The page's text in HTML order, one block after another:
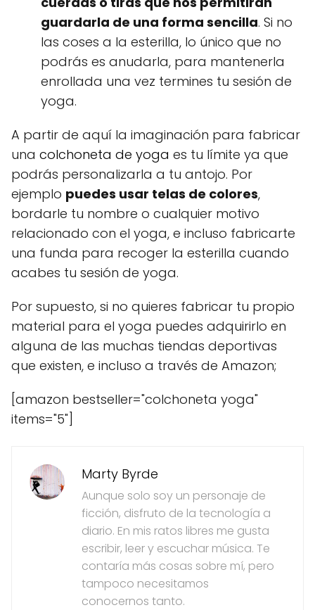
guardarla de una forma sencilla. Si no
las coses a la esterilla, lo único que no
podrás es anudarla, para mantenerla
enrollada una vez termines tu sesión de
yoga.
A partir de aquí la imaginación para fabricar
una colchoneta de yoga es tu límite ya que
podrás personalizarla a tu antojo. Por
ejemplo puedes usar telas de colores,
bordarle tu nombre o cualquier motivo
relacionado con el yoga, e incluso fabricarte
una funda para recoger la esterilla cuando
acabes tu sesión de yoga.
Por supuesto, si no quieres fabricar tu propio
material para el yoga puedes adquirirlo en
alguna de las muchas tiendas deportivas
que existen, e incluso a través de Amazon;
[amazon bestseller="colchoneta yoga"
items="5"]
Marty Byrde
Aunque solo soy un personaje de
ficción, disfruto de la tecnología a
diario. En mis ratos libres me gusta
escribir, leer y escuchar música. Te
contaría más cosas sobre mí, pero
tampoco necesitamos
conocernos tanto.